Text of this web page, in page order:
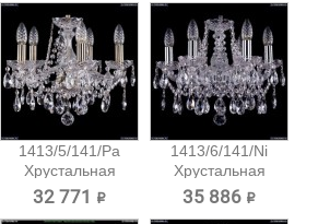
1413/5/141/Pa
Хрустальная
подвесная...
32 771 ₽
1413/6/141/Ni
Хрустальная
подвесная...
35 886 ₽